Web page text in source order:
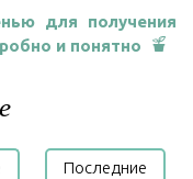
для получения
и понятно
Последние